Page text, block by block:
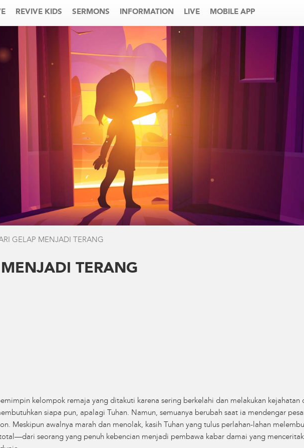
REVIVE KIDS SERMONS INFORMATION LIVE MOBILE APP
GELAP MENJADI TERANG
TERANG
kelompok remaja yang ditakuti karena sering berkelahi dan melakukan kejahatan
siapa pun, apalagi Tuhan. Namun, semuanya berubah saat ia mendengar
Meskipun awalnya marah dan menolak, kasih Tuhan yang tulus perlahan-lahan
seorang yang penuh kebencian menjadi pembawa kabar damai yang